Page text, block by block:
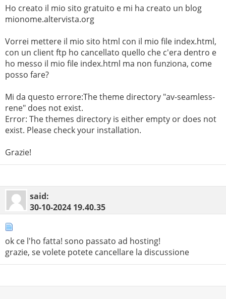
Ho creato il mio sito gratuito e mi ha creato un blog
mionome.altervista.org
Vorrei mettere il mio sito html con il mio file index.html,
con un client ftp ho cancellato quello che c'era dentro e
ho messo il mio file index.html ma non funziona, come
posso fare?
Mi da questo errore:The theme directory "av-seamless-
rene" does not exist.
Error: The themes directory is either empty or does not
exist. Please check your installation.
Grazie!
said:
30-10-2024 19.40.35
ok ce l'ho fatta! sono passato ad hosting!
grazie, se volete potete cancellare la discussione